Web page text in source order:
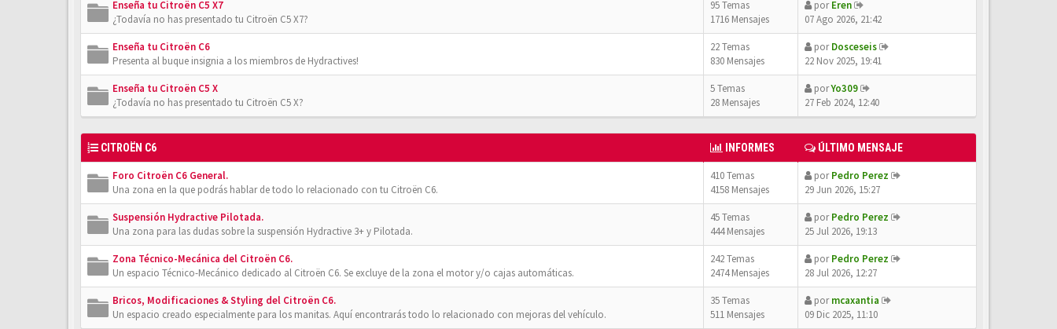
Enseña tu Citroën C5 X7
¿Todavía no has presentado tu Citroën C5 X7?
95 Temas
1716 Mensajes
porEren
07 Ago 2026, 21:42
Enseña tu Citroën C6
Presenta al buque insignia a los miembros de Hydractives!
22 Temas
830 Mensajes
porDosceseis
22 Nov 2025, 19:41
Enseña tu Citroën C5 X
¿Todavía no has presentado tu Citroën C5 X?
5 Temas
28 Mensajes
porYo309
27 Feb 2024, 12:40
CITROËN C6 INFORMES ÚLTIMO MENSAJE
Foro Citroën C6 General.
Una zona en la que podrás hablar de todo lo relacionado con tu Citroën C6.
410 Temas
4158 Mensajes
porPedro Perez
29 Jun 2026, 15:27
Suspensión Hydractive Pilotada.
Una zona para las dudas sobre la suspensión Hydractive 3+ y Pilotada.
45 Temas
444 Mensajes
porPedro Perez
25 Jul 2026, 19:13
Zona Técnico-Mecánica del Citroën C6.
Un espacio Técnico-Mecánico dedicado al Citroën C6. Se excluye de la zona el motor y/o cajas automáticas.
242 Temas
2474 Mensajes
porPedro Perez
28 Jul 2026, 12:27
Bricos, Modificaciones & Styling del Citroën C6.
Un espacio creado especialmente para los manitas. Aquí encontrarás todo lo relacionado con mejoras del vehículo.
35 Temas
511 Mensajes
pormcaxantia
09 Dic 2025, 11:10